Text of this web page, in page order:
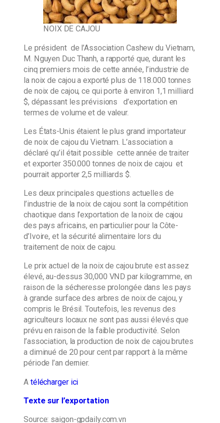
NOIX DE CAJOU
Le président de l’Association Cashew du Vietnam,
M. Nguyen Duc Thanh, a rapporté que, durant les
cinq premiers mois de cette année, l’industrie de
la noix de cajou a exporté plus de 118.000 tonnes
de noix de cajou, ce qui porte à environ 1,1 milliard
$, dépassant les prévisions d’exportation en
termes de volume et de valeur.
Les États-Unis étaient le plus grand importateur
de noix de cajou du Vietnam. L’association a
déclaré qu’il était possible cette année de traiter
et exporter 350.000 tonnes de noix de cajou et
pourrait apporter 2,5 milliards $.
Les deux principales questions actuelles de
l’industrie de la noix de cajou sont la compétition
chaotique dans l’exportation de la noix de cajou
des pays africains, en particulier pour la Côte-
d’Ivoire, et la sécurité alimentaire lors du
traitement de noix de cajou.
Le prix actuel de la noix de cajou brute est assez
élevé, au-dessus 30,000 VND par kilogramme, en
raison de la sécheresse prolongée dans les pays
à grande surface des arbres de noix de cajou, y
compris le Brésil. Toutefois, les revenus des
agriculteurs locaux ne sont pas aussi élevés que
prévu en raison de la faible productivité. Selon
l’association, la production de noix de cajou brutes
a diminué de 20 pour cent par rapport à la même
période l’an dernier.
A télécharger ici
Texte sur l’exportation
Source: saigon-gpdaily.com.vn